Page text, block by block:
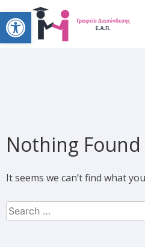
Open toolbar
Nothing Found
It seems we can’t find what